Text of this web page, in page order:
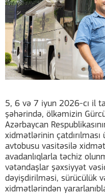
5, 6 və 7 iyun 2026-cı il
şəhərində, ölkəmizin
Azərbaycan
xidmətlərinin
avtobusu vasitəsilə
avadanlıqlarla təchiz
vətəndaşlar şəxsiyyət
dəyişdirilməsi, sürücülük
xidmətlərindən